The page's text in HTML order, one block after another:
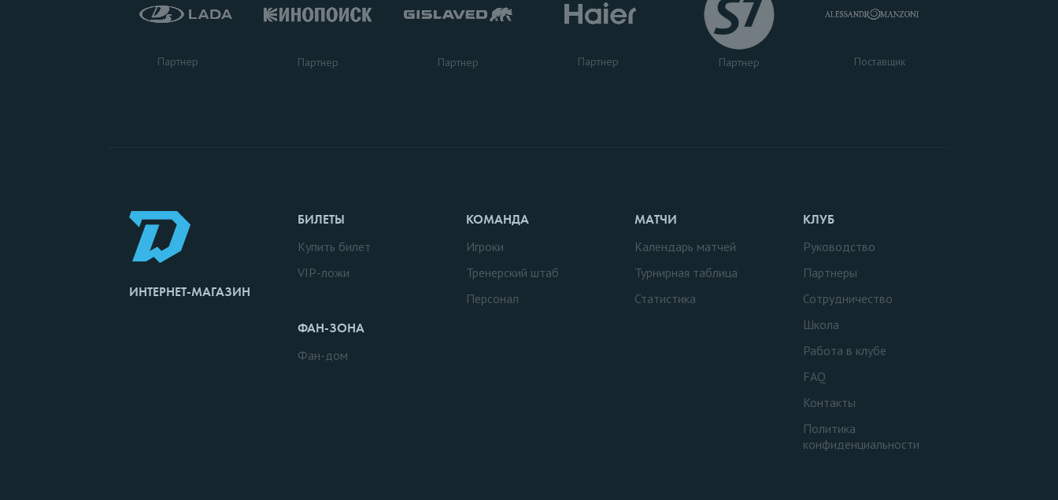
Партнер Партнер Партнер Партнер Партнер Поставщик
ИНТЕРНЕТ-МАГАЗИН
БИЛЕТЫ
Купить билет
VIP-ложи
ФАН-ЗОНА
Фан-дом
КОМАНДА
Игроки
Тренерский штаб
Персонал
МАТЧИ
Календарь матчей
Турнирная таблица
Статистика
КЛУБ
Руководство
Партнеры
Сотрудничество
Школа
Работа в клубе
FAQ
Контакты
Политика
конфиденциальности